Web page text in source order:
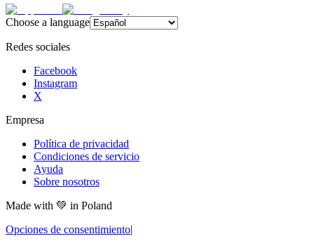
Choose a language
Redes sociales
Facebook
Instagram
X
Empresa
Política de privacidad
Condiciones de servicio
Ayuda
Sobre nosotros
Made with 💚 in Poland
Opciones de consentimiento|